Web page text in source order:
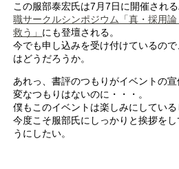
この服部泰宏氏は7月7日に開催され
職サークルシンポジウム「真・採用
救う」 にも登壇される。
今でも申し込みを受け付けているの
はどうだろうか。
あれっ、書評のつもりがイベントの宣
変なつもりはないのに・・・。
僕もこのイベントは楽しみにしている
今度こそ服部氏にしっかりと挨拶を
うにしたい。